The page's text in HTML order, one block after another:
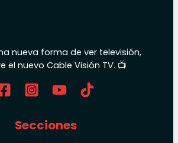
nueva forma de ver televisión,
el nuevo Cable Visión TV. 📺
Secciones